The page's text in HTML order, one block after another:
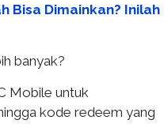
Bisa Dimainkan? Inilah
banyak?
Mobile untuk
kode redeem yang